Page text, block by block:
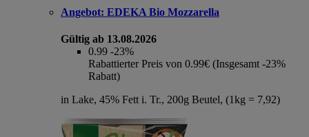
Angebot: EDEKA Bio Mozzarella
Gültig ab 13.08.2026
0.99 -23%
Rabattierter Preis von 0.99€ (Insgesamt -23%
Rabatt)
in Lake, 45% Fett i. Tr., 200g Beutel, (1kg = 7,92)